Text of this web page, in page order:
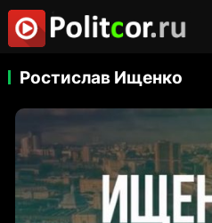
Ростислав Ищенко